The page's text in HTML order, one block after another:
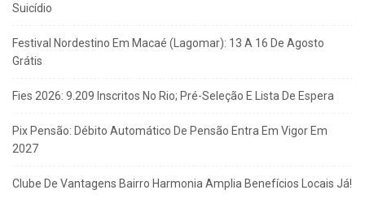
Suicídio
Festival Nordestino Em Macaé (Lagomar): 13 A 16 De Agosto
Grátis
Fies 2026: 9.209 Inscritos No Rio; Pré-Seleção E Lista De Espera
Pix Pensão: Débito Automático De Pensão Entra Em Vigor Em
2027
Clube De Vantagens Bairro Harmonia Amplia Benefícios Locais Já!